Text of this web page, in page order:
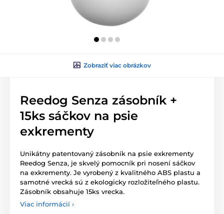
Zobraziť viac obrázkov
Reedog Senza zásobník +
15ks sáčkov na psie
exkrementy
Unikátny patentovaný zásobník na psie exkrementy
Reedog Senza, je skvelý pomocník pri nosení sáčkov
na exkrementy. Je vyrobený z kvalitného ABS plastu a
samotné vrecká sú z ekologicky rozložiteľného plastu.
Zásobník obsahuje 15ks vrecka.
Viac informácií ›